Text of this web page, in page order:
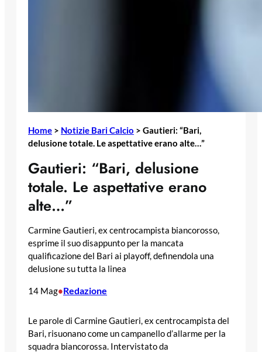
Home > Notizie Bari Calcio > Gautieri: “Bari,
delusione totale. Le aspettative erano alte…”
Gautieri: “Bari, delusione
totale. Le aspettative erano
alte…”
Carmine Gautieri, ex centrocampista biancorosso,
esprime il suo disappunto per la mancata
qualificazione del Bari ai playoff, definendola una
delusione su tutta la linea
14 Mag•Redazione
Le parole di Carmine Gautieri, ex centrocampista del
Bari, risuonano come un campanello d’allarme per la
squadra biancorossa. Intervistato da